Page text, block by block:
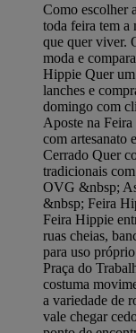
Como escolher
toda feira tem a
que quer viver.
moda e
Hippie Quer um
lanches e
domingo com
Aposte na
com artesanato
Cerrado Quer
tradicionais com
OVG &nbsp;
&nbsp; Feira
Feira Hippie
ruas cheias,
para uso
Praça do
costuma
a variedade de
vale chegar